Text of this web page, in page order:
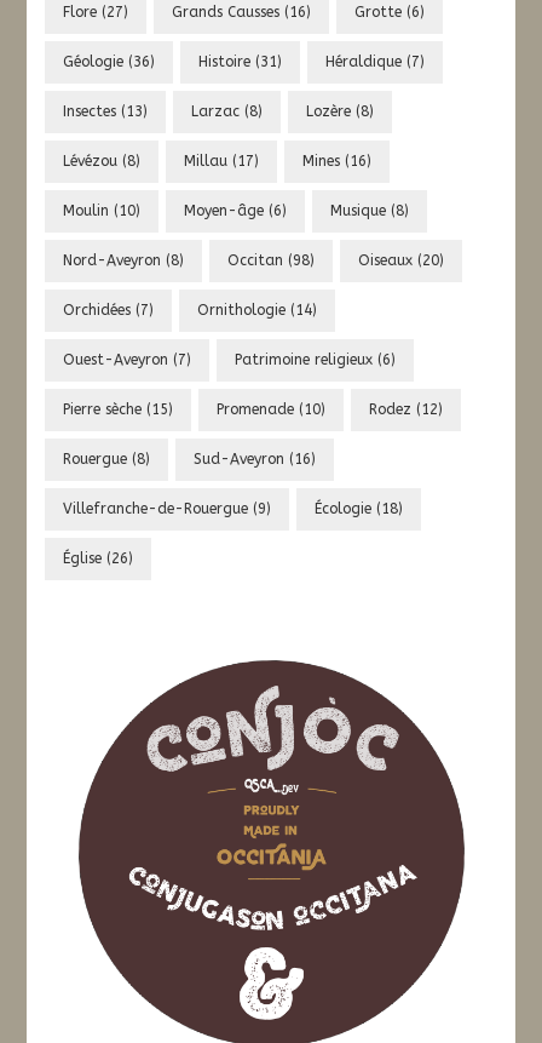
Flore (27) Grands Causses (16) Grotte (6)
Géologie (36) Histoire (31) Héraldique (7)
Insectes (13) Larzac (8) Lozère (8)
Lévézou (8) Millau (17) Mines (16)
Moulin (10) Moyen-âge (6) Musique (8)
Nord-Aveyron (8) Occitan (98) Oiseaux (20)
Orchidées (7) Ornithologie (14)
Ouest-Aveyron (7) Patrimoine religieux (6)
Pierre sèche (15) Promenade (10) Rodez (12)
Rouergue (8) Sud-Aveyron (16)
Villefranche-de-Rouergue (9) Écologie (18)
Église (26)